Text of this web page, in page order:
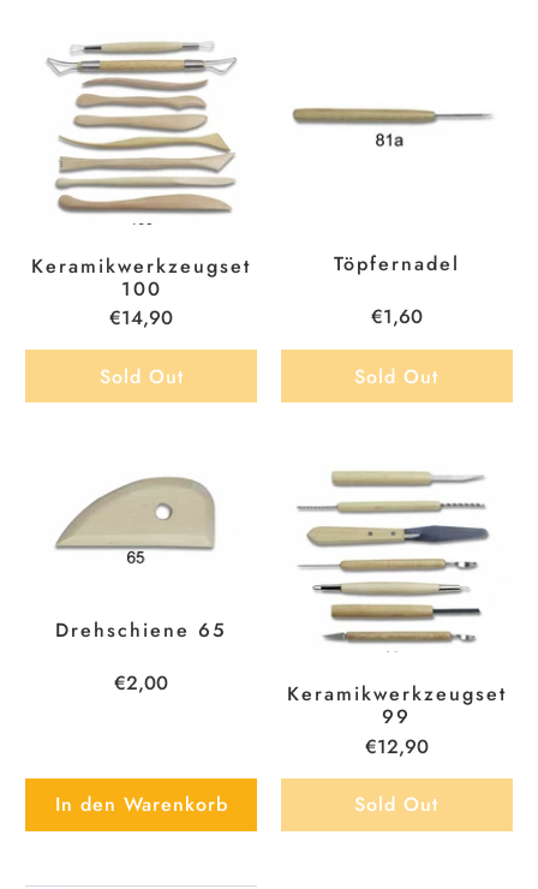
Keramikwerkzeugset
100
€14,90
Sold Out
Töpfernadel
€1,60
Sold Out
Drehschiene 65
€2,00
In den Warenkorb
Keramikwerkzeugset
99
€12,90
Sold Out